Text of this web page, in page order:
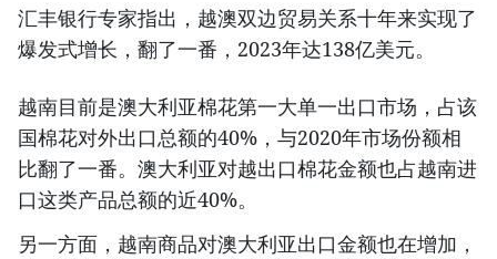
汇丰银行专家指出，越澳双边贸易关系十年来实现了
爆发式增长，翻了一番，2023年达138亿美元。
越南目前是澳大利亚棉花第一大单一出口市场，占该
国棉花对外出口总额的40%，与2020年市场份额相
比翻了一番。澳大利亚对越出口棉花金额也占越南进
口这类产品总额的近40%。
另一方面，越南商品对澳大利亚出口金额也在增加，